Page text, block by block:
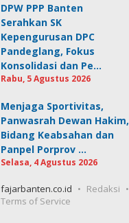
DPW PPP Banten
Serahkan SK
Kepengurusan DPC
Pandeglang, Fokus
Konsolidasi dan Pe…
Rabu, 5 Agustus 2026
Menjaga Sportivitas,
Panwasrah Dewan Hakim,
Bidang Keabsahan dan
Panpel Porprov …
Selasa, 4 Agustus 2026
fajarbanten.co.id Redaksi
Terms of Service